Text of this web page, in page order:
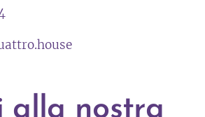
alla nostra